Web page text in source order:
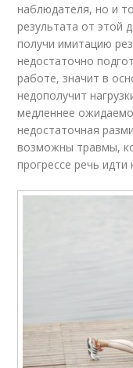
наблюдателя, но и
результата от этой
получи имитацию
недостаточно
работе, значит в
недополучит
медленнее
недостаточная
возможны травмы,
прогрессе речь